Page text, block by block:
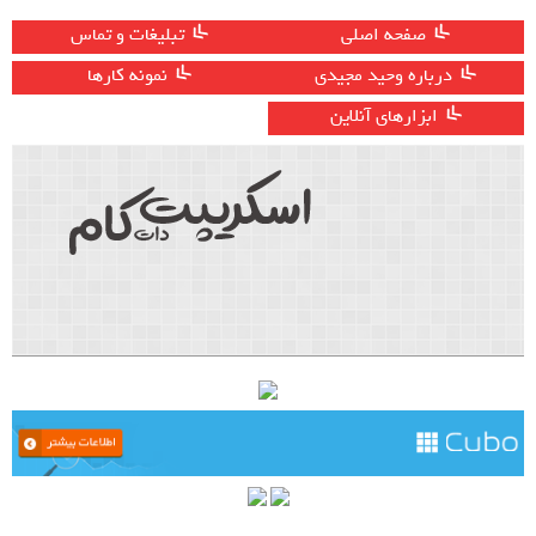
صفحه اصلی
تبلیغات و تماس
درباره وحید مجیدی
نمونه کارها
ابزارهای آنلاین